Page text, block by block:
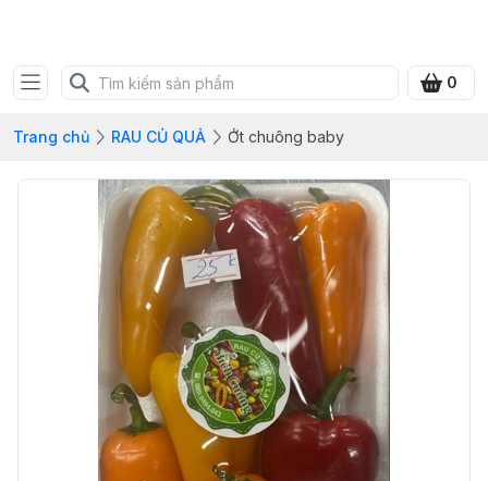
0
Trang chủ RAU CỦ QUẢ Ớt chuông baby